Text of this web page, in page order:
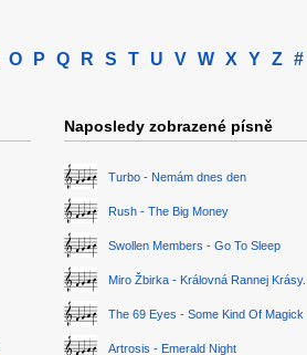
O P Q R S T U V W X Y Z #
Naposledy zobrazené písně
Turbo - Nemám dnes den
Rush - The Big Money
Swollen Members - Go To Sleep
Miro Žbirka - Královná Rannej Krásy...
The 69 Eyes - Some Kind Of Magick
Artrosis - Emerald Night